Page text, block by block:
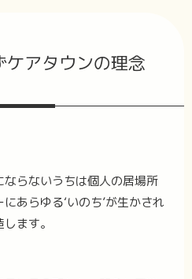
ケアタウンの理念
ならないうちは個人の居場所
あらゆる‘いのち’が生かされ
ます。